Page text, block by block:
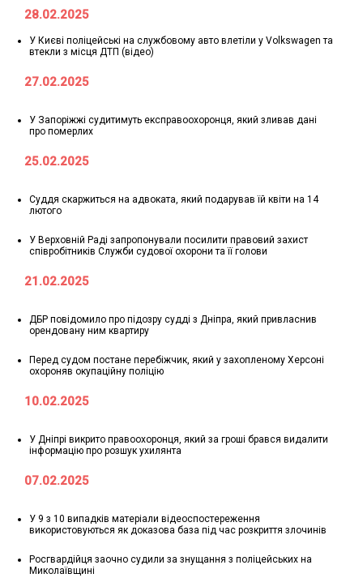
28.02.2025
У Києві поліцейські на службовому авто влетіли у Volkswagen та
втекли з місця ДТП (відео)
27.02.2025
У Запоріжжі судитимуть експравоохоронця, який зливав дані
про померлих
25.02.2025
Суддя скаржиться на адвоката, який подарував їй квіти на 14
лютого
У Верховній Раді запропонували посилити правовий захист
співробітників Служби судової охорони та її голови
21.02.2025
ДБР повідомило про підозру судді з Дніпра, який привласнив
орендовану ним квартиру
Перед судом постане перебіжчик, який у захопленому Херсоні
охороняв окупаційну поліцію
10.02.2025
У Дніпрі викрито правоохоронця, який за гроші брався видалити
інформацію про розшук ухилянта
07.02.2025
У 9 з 10 випадків матеріали відеоспостереження
використовуються як доказова база під час розкриття злочинів
Росгвардійця заочно судили за знущання з поліцейських на
Миколаївщині